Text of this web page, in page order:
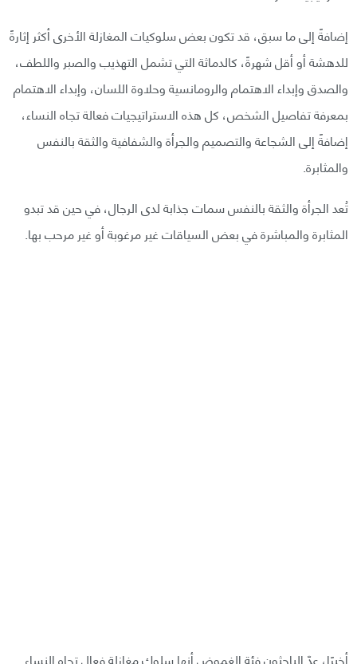
إضافةً إلى ما سبق، قد تكون بعض سلوكيات المغازلة الأخرى أكثر إثارةً
للدهشة أو أقل شهرةً، كالدماثة التي تشمل التهذيب والصبر واللطف،
والصدق وإبداء الاهتمام والرومانسية وحلاوة اللسان، وإبداء الاهتمام
بمعرفة تفاصيل الشخص، كل هذه الاستراتيجيات فعالة تجاه النساء،
إضافةً إلى الشجاعة والتصميم والجرأة والشفافية والثقة بالنفس
والمثابرة.
تُعد الجرأة والثقة بالنفس سمات جذابة لدى الرجال، في حين قد تبدو
المثابرة والمباشرة في بعض السياقات غير مرغوبة أو غير مرحب بها.
أخيرًا، عدّ الباحثون فئة الغموض أنها سلوك مغازلة فعال تجاه النساء